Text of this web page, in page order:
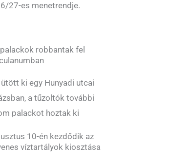
27-es menetrendje.
robbantak fel
ki egy Hunyadi utcai
a tűzoltók további
palackot hoztak ki
10-én kezdődik az
víztartályok kiosztása